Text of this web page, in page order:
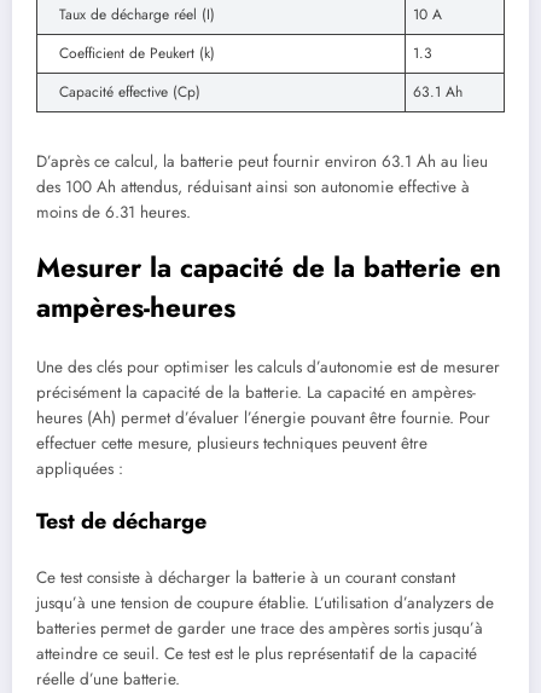
Taux de décharge réel (I)
10 A
Coefficient de Peukert (k)
1.3
Capacité effective (Cp)
63.1 Ah
D’après ce calcul, la batterie peut fournir environ 63.1 Ah au lieu
des 100 Ah attendus, réduisant ainsi son autonomie effective à
moins de 6.31 heures.
Mesurer la capacité de la batterie en
ampères-heures
Une des clés pour optimiser les calculs d’autonomie est de mesurer
précisément la capacité de la batterie. La capacité en ampères-
heures (Ah) permet d’évaluer l’énergie pouvant être fournie. Pour
effectuer cette mesure, plusieurs techniques peuvent être
appliquées :
Test de décharge
Ce test consiste à décharger la batterie à un courant constant
jusqu’à une tension de coupure établie. L’utilisation d’analyzers de
batteries permet de garder une trace des ampères sortis jusqu’à
atteindre ce seuil. Ce test est le plus représentatif de la capacité
réelle d’une batterie.